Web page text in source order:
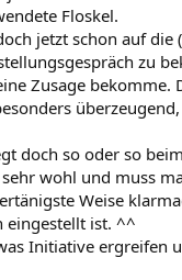
Floskel.
jetzt schon auf die
zu
Zusage bekomme.
doch so oder so
wohl und muss
Weise
eingestellt ist. ^^
Initiative ergreifen